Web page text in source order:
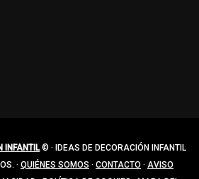
INFANTIL© · IDEAS DE DECORACIÓN INFANTIL
· QUIÉNES SOMOS · CONTACTO · AVISO